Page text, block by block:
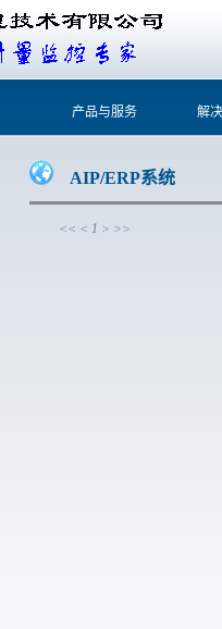
产品与服务 解
AIP/ERP系统
<< < 1 > >>